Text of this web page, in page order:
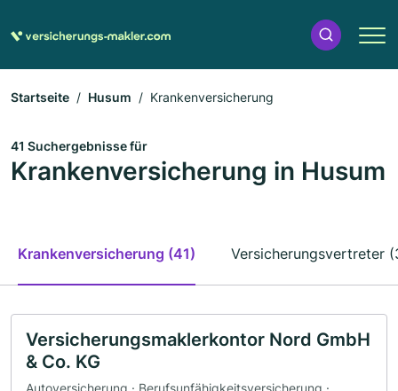
Startseite Husum Krankenversicherung
41 Suchergebnisse für
Krankenversicherung in Husum
Krankenversicherung (41) Versicherungsvertreter
Versicherungsmaklerkontor Nord GmbH
& Co. KG
Autoversicherung · Berufsunfähigkeitsversicherung ·